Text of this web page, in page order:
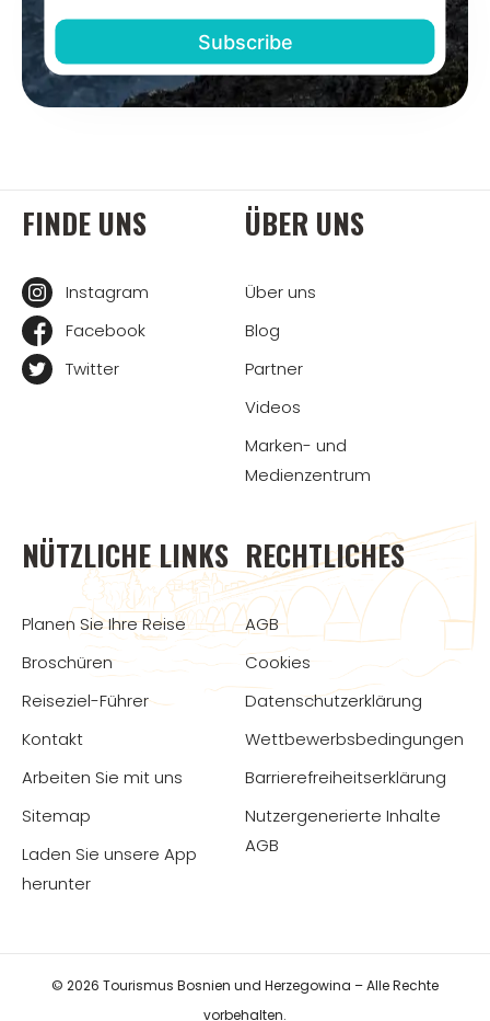
FINDE UNS
Instagram
Facebook
Twitter
ÜBER UNS
Über uns
Blog
Partner
Videos
Marken- und
Medienzentrum
NÜTZLICHE LINKS
Planen Sie Ihre Reise
Broschüren
Reiseziel-Führer
Kontakt
Arbeiten Sie mit uns
Sitemap
Laden Sie unsere App
herunter
RECHTLICHES
AGB
Cookies
Datenschutzerklärung
Wettbewerbsbedingungen
Barrierefreiheitserklärung
Nutzergenerierte Inhalte
AGB
© 2026 Tourismus Bosnien und Herzegowina – Alle Rechte
vorbehalten.